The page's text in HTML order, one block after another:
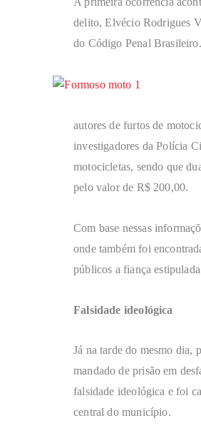
delito, Elvécio Rodrigues
do Código Penal Brasileiro.
autores de furtos de
investigadores da Polícia
motocicletas, sendo que
pelo valor de R$ 200,00.
Com base nessas
onde também foi
públicos a fiança
Falsidade ideológica
Já na tarde do mesmo dia,
mandado de prisão em
falsidade ideológica e foi
central do município.